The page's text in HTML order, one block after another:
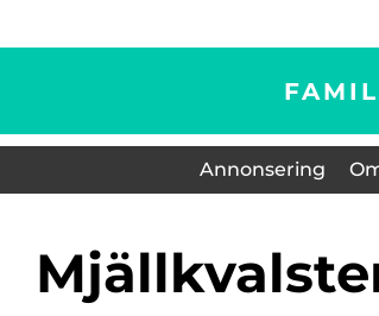
Annonsering